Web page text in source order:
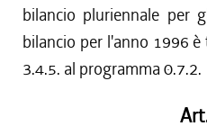
bilancio pluriennale per
bilancio per l'anno 1996
3.4.5. al programma 0.7.2.